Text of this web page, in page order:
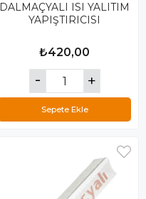
DALMAÇYALI ISI YALITIM
YAPIŞTIRICISI
₺420,00
Sepete Ekle